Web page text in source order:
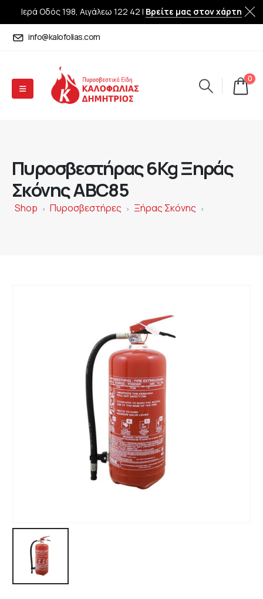
Ιερά Οδός 198, Αιγάλεω 122 42 | Βρείτε μας στον χάρτη
info@kalofolias.com
0
Πυροσβεστήρας 6Kg Ξηράς
Σκόνης ABC85
Shop > Πυροσβεστήρες > Ξήρας Σκόνης >